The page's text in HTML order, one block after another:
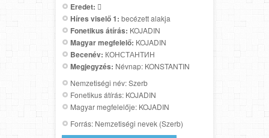
Eredet: 
Híres viselő 1: becézett alakja
Fonetikus átírás: KOJADIN
Magyar megfelelő: KOJADIN
Becenév: КОНСТАНТИН
Megjegyzés: Névnap: KONSTANTIN
Nemzetiségi név: Szerb
Fonetikus átírás: KOJADIN
Magyar megfelelője: KOJADIN
Forrás: Nemzetiségi nevek (Szerb)